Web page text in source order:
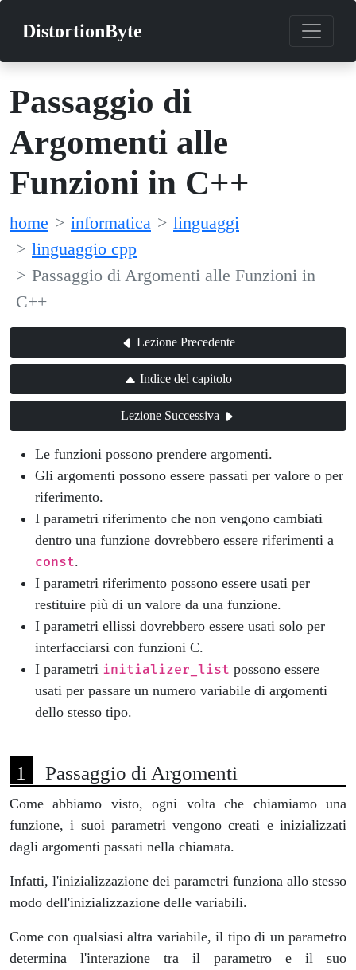
DistortionByte
Passaggio di
Argomenti alle
Funzioni in C++
home informatica
linguaggi
linguaggio cpp
Passaggio di Argomenti alle Funzioni in
C++
Lezione Precedente
Indice del capitolo
Lezione Successiva
Le funzioni possono prendere argomenti.
Gli argomenti possono essere passati per valore o per
riferimento.
I parametri riferimento che non vengono cambiati
dentro una funzione dovrebbero essere riferimenti a
const.
I parametri riferimento possono essere usati per
restituire più di un valore da una funzione.
I parametri ellissi dovrebbero essere usati solo per
interfacciarsi con funzioni C.
I parametri initializer_list possono essere
usati per passare un numero variabile di argomenti
dello stesso tipo.
Passaggio di Argomenti
Come abbiamo visto, ogni volta che chiamiamo una
funzione, i suoi parametri vengono creati e inizializzati
dagli argomenti passati nella chiamata.
Infatti, l'inizializzazione dei parametri funziona allo stesso
modo dell'inizializzazione delle variabili.
Come con qualsiasi altra variabile, il tipo di un parametro
determina l'interazione tra il parametro e il suo